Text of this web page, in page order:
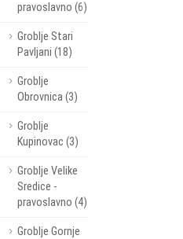
pravoslavno (6)
Groblje Stari
Pavljani (18)
Groblje
Obrovnica (3)
Groblje
Kupinovac (3)
Groblje Velike
Sredice -
pravoslavno (4)
Groblje Gornje